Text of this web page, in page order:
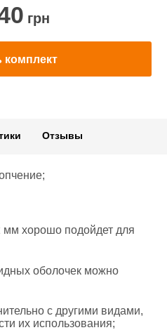
грн
комплект
Отзывы
хорошо подойдет для
оболочек можно
с другими видами,
их использования;